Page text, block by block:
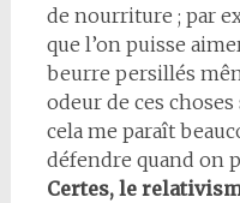
de nourriture ; par
que l’on puisse
beurre persillés
odeur de ces
cela me paraît
défendre quand on
Certes, le